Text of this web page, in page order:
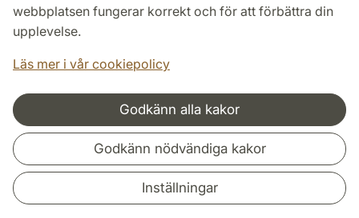
webbplatsen fungerar korrekt och för att förbättra din
upplevelse.
Läs mer i vår cookiepolicy
Godkänn alla kakor
Godkänn nödvändiga kakor
Inställningar
Följ oss i sociala medier
Samarbeten och nätverk